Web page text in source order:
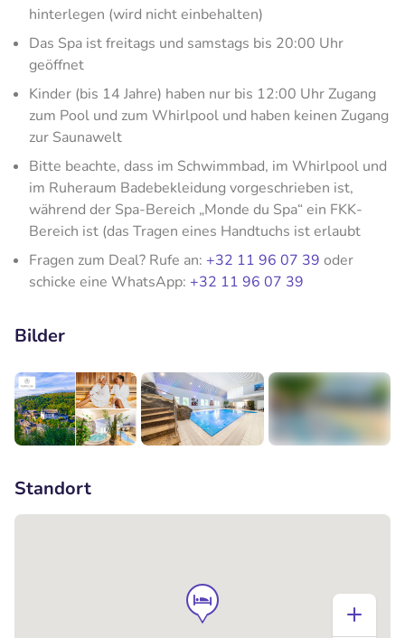
hinterlegen (wird nicht einbehalten)
Das Spa ist freitags und samstags bis 20:00 Uhr
geöffnet
Kinder (bis 14 Jahre) haben nur bis 12:00 Uhr Zugang
zum Pool und zum Whirlpool und haben keinen Zugang
zur Saunawelt
Bitte beachte, dass im Schwimmbad, im Whirlpool und
im Ruheraum Badebekleidung vorgeschrieben ist,
während der Spa-Bereich „Monde du Spa“ ein FKK-
Bereich ist (das Tragen eines Handtuchs ist erlaubt
Fragen zum Deal? Rufe an: +32 11 96 07 39 oder
schicke eine WhatsApp: +32 11 96 07 39
Bilder
Standort